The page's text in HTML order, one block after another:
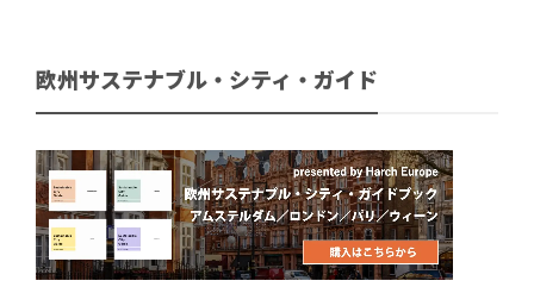
欧州サステナブル・シティ・ガイド